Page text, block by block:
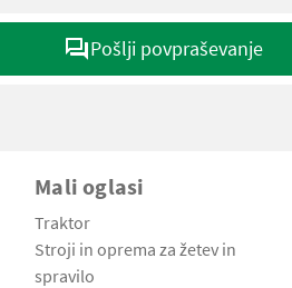
Pošlji povpraševanje
Mali oglasi
Traktor
Stroji in oprema za žetev in
spravilo